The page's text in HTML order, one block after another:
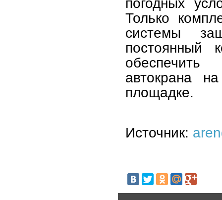
Только
системы
постоянный
автокрана
площадке.
Источник: